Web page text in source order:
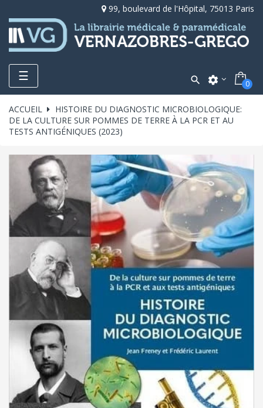
99, boulevard de l'Hôpital, 75013 Paris
Toggle
navigation
☰  settings 0
ACCUEIL
HISTOIRE DU DIAGNOSTIC MICROBIOLOGIQUE:
DE LA CULTURE SUR POMMES DE TERRE À LA PCR ET AU
TESTS ANTIGÉNIQUES (2023)